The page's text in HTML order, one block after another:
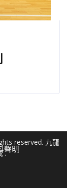
聲明
reserved. 九龍
.